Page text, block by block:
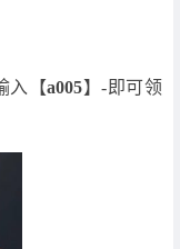
入【a005】-即可领